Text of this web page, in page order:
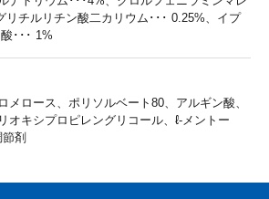
リチルリチン酸二カリウム･･･ 0.25%、イプ
･･･ 1%
メロース、ポリソルベート80、アルギン酸、
オキシプロピレングリコール、ℓ-メントー
剤